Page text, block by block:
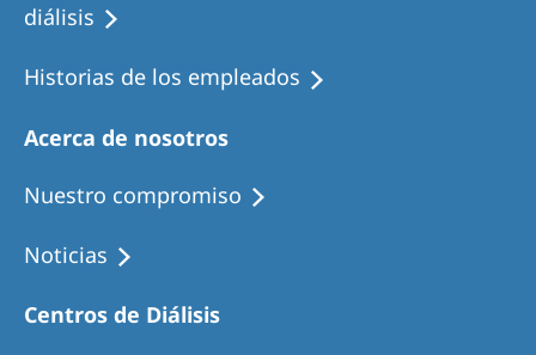
diálisis
Historias de los empleados
Acerca de nosotros
Nuestro compromiso
Noticias
Centros de Diálisis